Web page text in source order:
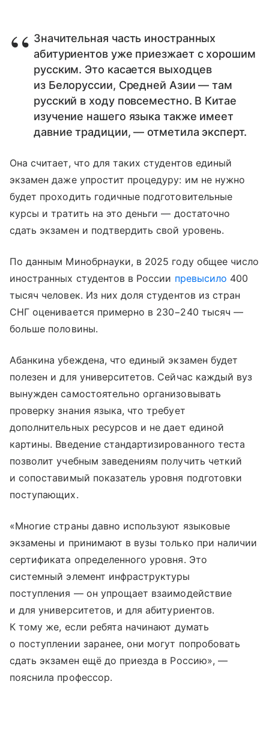
Значительная часть иностранных
абитуриентов уже приезжает с хорошим
русским. Это касается выходцев
из Белоруссии, Средней Азии — там
русский в ходу повсеместно. В Китае
изучение нашего языка также имеет
давние традиции, — отметила эксперт.
Она считает, что для таких студентов единый
экзамен даже упростит процедуру: им не нужно
будет проходить годичные подготовительные
курсы и тратить на это деньги — достаточно
сдать экзамен и подтвердить свой уровень.
По данным Минобрнауки, в 2025 году общее число
иностранных студентов в России превысило 400
тысяч человек. Из них доля студентов из стран
СНГ оценивается примерно в 230−240 тысяч —
больше половины.
Абанкина убеждена, что единый экзамен будет
полезен и для университетов. Сейчас каждый вуз
вынужден самостоятельно организовывать
проверку знания языка, что требует
дополнительных ресурсов и не дает единой
картины. Введение стандартизированного теста
позволит учебным заведениям получить четкий
и сопоставимый показатель уровня подготовки
поступающих.
«Многие страны давно используют языковые
экзамены и принимают в вузы только при наличии
сертификата определенного уровня. Это
системный элемент инфраструктуры
поступления — он упрощает взаимодействие
и для университетов, и для абитуриентов.
К тому же, если ребята начинают думать
о поступлении заранее, они могут попробовать
сдать экзамен ещё до приезда в Россию», —
пояснила профессор.